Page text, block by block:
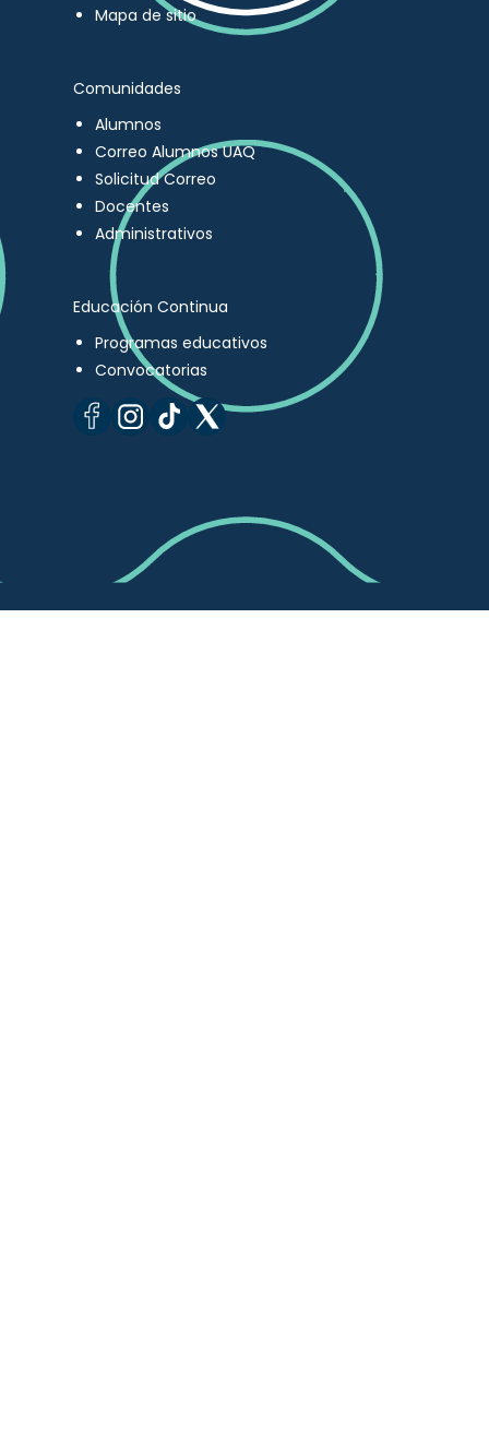
Mapa de sitio
Comunidades
Alumnos
Correo Alumnos UAQ
Solicitud Correo
Docentes
Administrativos
Educación Continua
Programas educativos
Convocatorias